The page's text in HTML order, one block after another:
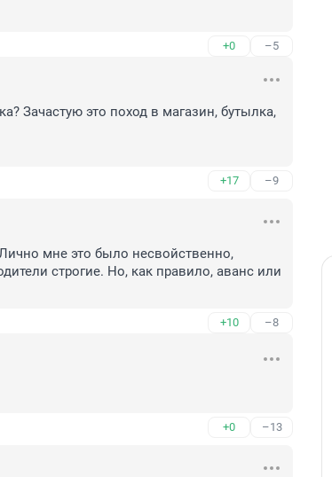
+0 –5
Зачастую это поход в магазин, бутылка,
+17 –9
мне это было несвойственно,
строгие. Но, как правило, аванс или
+10 –8
+0 –13